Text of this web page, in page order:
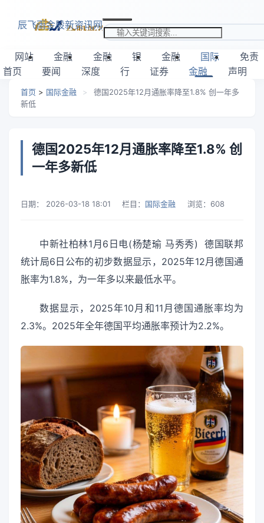
辰飞雨金股新资讯网
搜索关键词
网站
首页
金融
要闻
金融
深度
银
行
金融
证券
国际
金融
免责
声明
首页 > 国际金融 >
德国2025年12月通胀率降至1.8% 创一年多
新低
德国2025年12月通胀率降至1.8% 创
一年多新低
日期： 2026-03-18 18:01 栏目： 国际金融 浏览： 608
中新社柏林1月6日电(杨楚瑜 马秀秀) 德国联邦
统计局6日公布的初步数据显示，2025年12月德国通
胀率为1.8%，为一年多以来最低水平。
数据显示，2025年10月和11月德国通胀率均为
2.3%。2025年全年德国平均通胀率预计为2.2%。